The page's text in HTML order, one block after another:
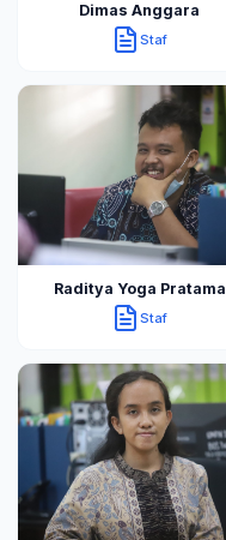
Dimas Anggara
Staf
Raditya Yoga Pratama
Staf